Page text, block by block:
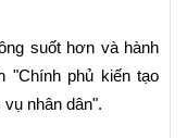
suốt hơn và hành
"Chính phủ kiến tạo
nhân dân".